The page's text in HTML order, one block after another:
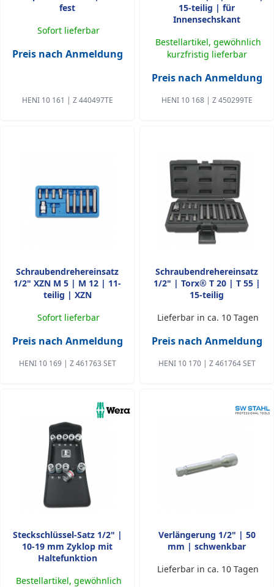
fest
Sofort lieferbar
Preis nach Anmeldung
HENI 10 161 | Z 440497TE
15-teilig | für
Innensechskant
Bestellartikel, gewöhnlich
kurzfristig lieferbar
Preis nach Anmeldung
HENI 10 168 | Z 450299TE
Schraubendrehereinsatz
1/2" XZN M 5 | M 12 | 11-
teilig | XZN
Sofort lieferbar
Preis nach Anmeldung
HENI 10 169 | Z 461763 SET
Schraubendrehereinsatz
1/2" | Torx® T 20 | T 55 |
15-teilig
Lieferbar in ca. 10 Tagen
Preis nach Anmeldung
HENI 10 170 | Z 461764 SET
Steckschlüssel-Satz 1/2" |
10-19 mm Zyklop mit
Haltefunktion
Bestellartikel, gewöhnlich
Verlängerung 1/2" | 50
mm | schwenkbar
Lieferbar in ca. 10 Tagen